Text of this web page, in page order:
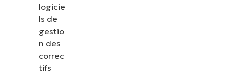
logicie
ls de
gestio
n des
correc
tifs